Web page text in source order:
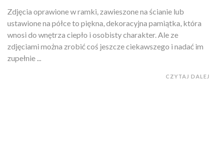
Zdjęcia oprawione w ramki, zawieszone na ścianie lub
ustawione na półce to piękna, dekoracyjna pamiątka, która
wnosi do wnętrza ciepło i osobisty charakter. Ale ze
zdjęciami można zrobić coś jeszcze ciekawszego i nadać im
zupełnie ...
CZYTAJ DALEJ